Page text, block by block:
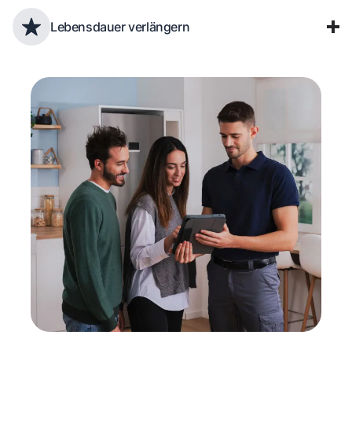
Lebensdauer verlängern